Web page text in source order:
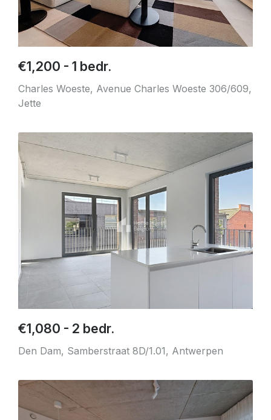
€1,200 - 1 bedr.
Charles Woeste, Avenue Charles Woeste 306/609,
Jette
€1,080 - 2 bedr.
Den Dam, Samberstraat 8D/1.01, Antwerpen